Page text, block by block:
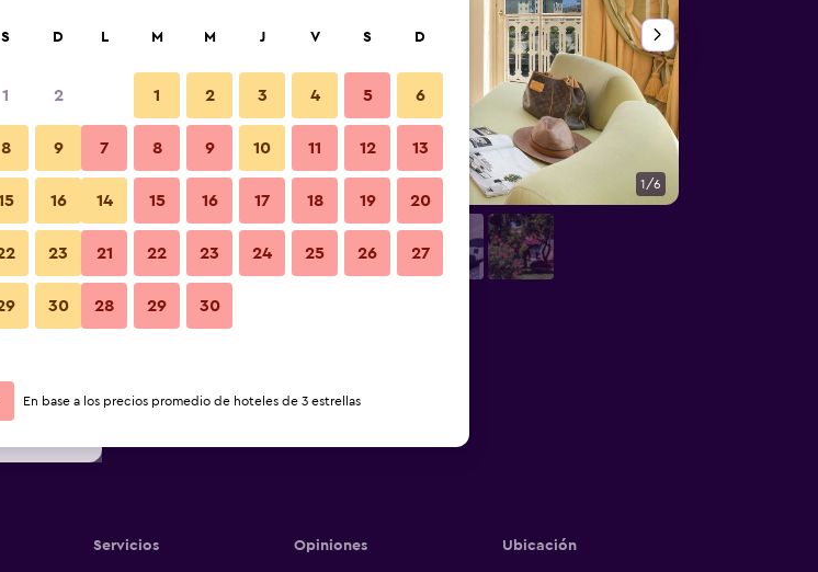
noche
oferta
oferta
oferta
Sala de estar 1/6
Fotos
Servicios Opiniones Ubicación
S D
1 2
8 9
16
23
30
L M M J V S D
1 2 3 4 5 6
7 8 9 10 11 12 13
14 15 16 17 18 19 20
21 22 23 24 25 26 27
28 29 30
En base a los precios promedio de hoteles de 3 estrellas